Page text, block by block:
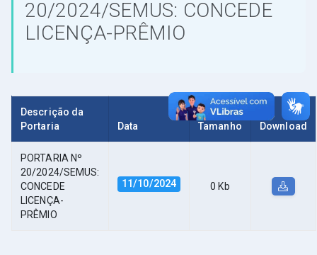
20/2024/SEMUS: CONCEDE
LICENÇA-PRÊMIO
Descrição da
Portaria
Data Tamanho Download
PORTARIA Nº
20/2024/SEMUS:
CONCEDE
LICENÇA-
PRÊMIO
11/10/2024 0 Kb